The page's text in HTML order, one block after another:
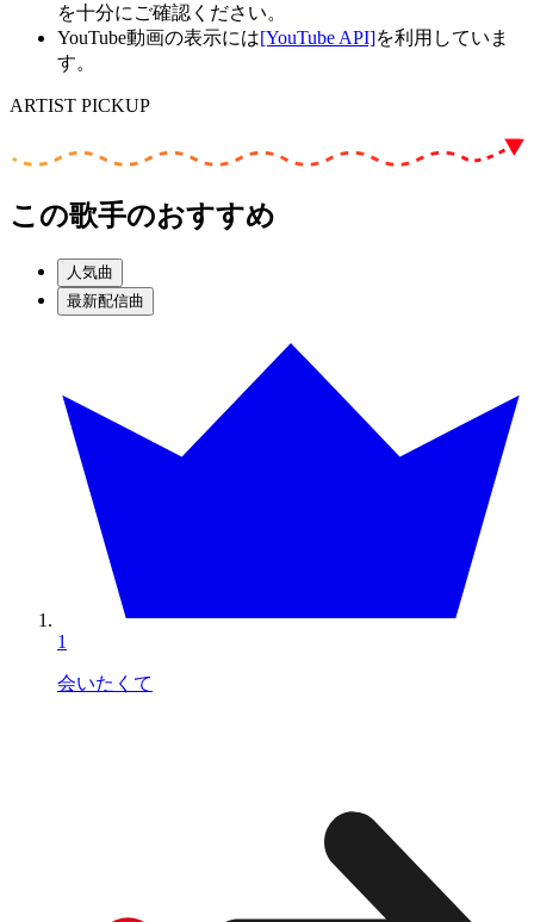
を十分にご確認ください。
YouTube動画の表示には[YouTube API]を利用していま
す。
ARTIST PICKUP
この歌手のおすすめ
人気曲
最新配信曲
1
会いたくて